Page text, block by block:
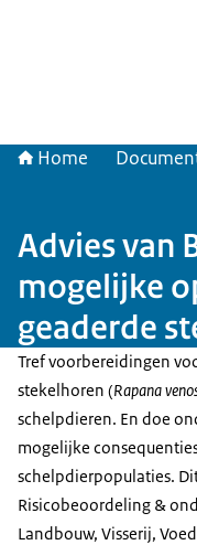
Home
Advies van
mogelijke
geaderde
Tref voorbereidingen
stekelhoren (Rapana
schelpdieren. En doe
mogelijke
schelpdierpopulaties.
Risicobeoordeling &
Landbouw, Visserij,